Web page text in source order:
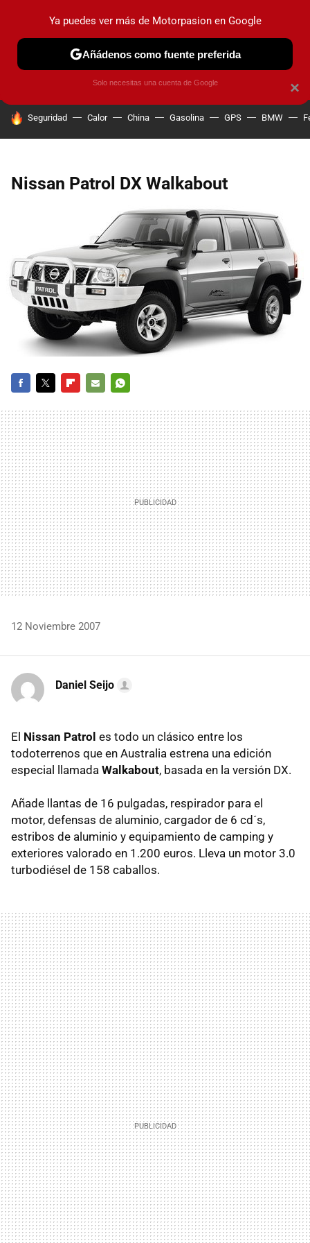
PRUEBAS COCHES ELÉCTRICOS OBSERVATORIO
HOY SE HABLA DE
Seguridad Calor China Gasolina GPS BMW
Nissan Patrol DX Walkabout
MAIL
12 Noviembre 2007
Daniel Seijo
El Nissan Patrol es todo un clásico entre los
todoterrenos que en Australia estrena una edición
especial llamada Walkabout, basada en la versión DX.
Añade llantas de 16 pulgadas, respirador para el
motor, defensas de aluminio, cargador de 6 cd´s,
estribos de aluminio y equipamiento de camping y
exteriores valorado en 1.200 euros. Lleva un motor 3.0
turbodiésel de 158 caballos.
×
Ya puedes ver más de Motorpasion en Google
Añádenos como fuente preferida
Solo necesitas una cuenta de Google